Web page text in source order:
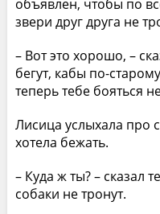
объявлен, чтобы по
звери друг друга не
– Вот это хорошо, –
бегут, кабы по-
теперь тебе бояться
Лисица услыхала про
хотела бежать.
– Куда ж ты? – сказал
собаки не тронут.